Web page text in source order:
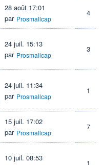
28 août 17:01
par Prosmallcap
4
24 juil. 15:13
par Prosmallcap
3
24 juil. 11:34
par Prosmallcap
1
15 juil. 17:02
par Prosmallcap
7
10 juil. 08:53
1